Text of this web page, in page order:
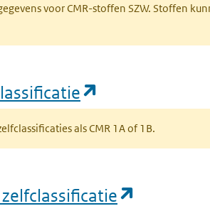
voor CMR-stoffen SZW. Stoffen
als CMR 1A of 1B.